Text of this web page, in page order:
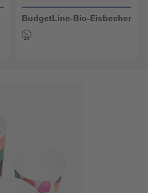
BudgetLine-Bio-Eisbecher